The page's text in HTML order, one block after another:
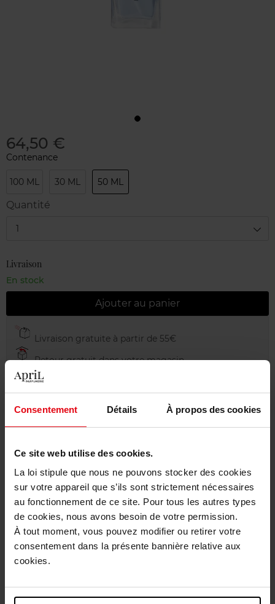
Consentement Détails À propos des cookies
Ce site web utilise des cookies.
La loi stipule que nous ne pouvons stocker des cookies
sur votre appareil que s’ils sont strictement nécessaires
au fonctionnement de ce site. Pour tous les autres types
de cookies, nous avons besoin de votre permission.
À tout moment, vous pouvez modifier ou retirer votre
consentement dans la présente bannière relative aux
cookies.
64,50 €
Contenance
100 ML 30 ML 50 ML
Quantité
1
Livraison
En stock
Ajouter au panier
Livraison gratuite à partir de 55€
Retour gratuit dans votre magasin
Emballage cadeau offert
Description
Conseil d'utilisation
Caractéristiques